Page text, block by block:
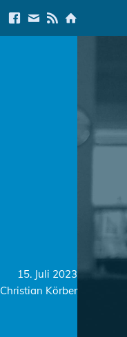
Link to Facebook
E-Mail us
Link to RSS Feed
Link to
15. Juli 2023
Christian Körber